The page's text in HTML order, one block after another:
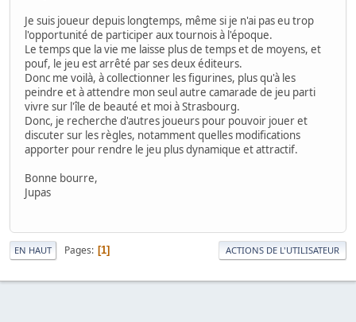
Je suis joueur depuis longtemps, même si je n'ai pas eu trop
l'opportunité de participer aux tournois à l'époque.
Le temps que la vie me laisse plus de temps et de moyens, et
pouf, le jeu est arrêté par ses deux éditeurs.
Donc me voilà, à collectionner les figurines, plus qu'à les
peindre et à attendre mon seul autre camarade de jeu parti
vivre sur l'île de beauté et moi à Strasbourg.
Donc, je recherche d'autres joueurs pour pouvoir jouer et
discuter sur les règles, notamment quelles modifications
apporter pour rendre le jeu plus dynamique et attractif.
Bonne bourre,
Jupas
EN HAUT Pages 1 ACTIONS DE L'UTILISATEUR